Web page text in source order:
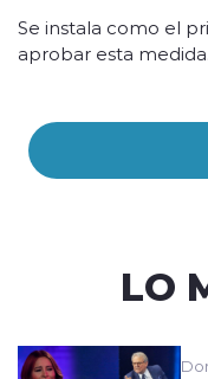
Se instala como el
aprobar esta medida.
LO